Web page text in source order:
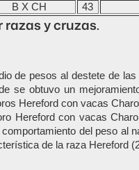
B X CH
43
razas y cruzas.
de pesos al destete de
se obtuvo un
Hereford con vacas
Hereford con vacas
del peso al
de la raza Hereford